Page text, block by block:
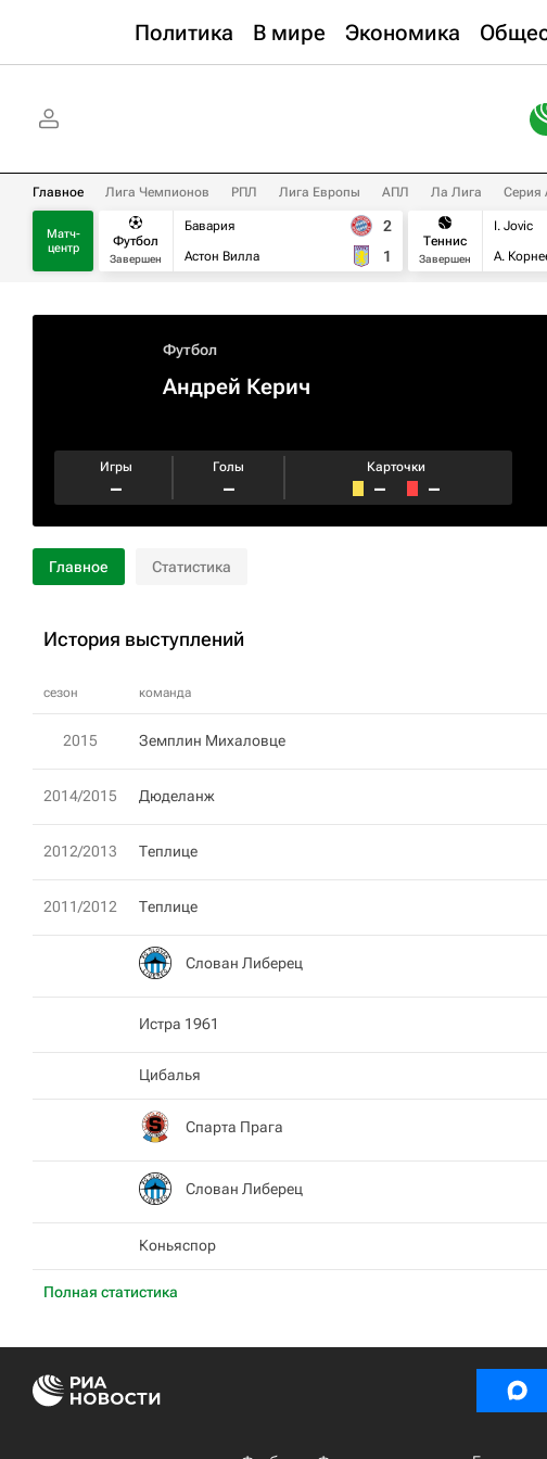
Политика В мире Экономика
Главное Лига Чемпионов РПЛ Лига Европы АПЛ Ла Лига Серия
Матч-
центр
Футбол
Завершен
Бавария
Астон Вилла
2
1
Теннис
Завершен
I. Jovic
А.
Футбол
Андрей Керич
Игры
–
Голы
–
Карточки
– –
Главное Статистика
История выступлений
сезон команда
Полная статистика
2015 Земплин Михаловце
2014/2015 Дюделанж
2012/2013 Теплице
2011/2012 Теплице
Слован Либерец
Истра 1961
Цибалья
Спарта Прага
Слован Либерец
Коньяспор